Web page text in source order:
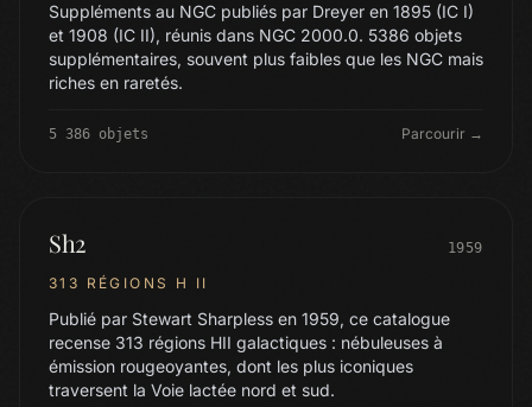
Suppléments au NGC publiés par Dreyer en 1895 (IC I)
et 1908 (IC II), réunis dans NGC 2000.0. 5386 objets
supplémentaires, souvent plus faibles que les NGC mais
riches en raretés.
5 386 objets Parcourir →
Sh2 1959
313 RÉGIONS H II
Publié par Stewart Sharpless en 1959, ce catalogue
recense 313 régions HII galactiques : nébuleuses à
émission rougeoyantes, dont les plus iconiques
traversent la Voie lactée nord et sud.